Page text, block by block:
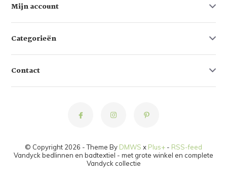
Mijn account
Categorieën
Contact
© Copyright 2026 - Theme By DMWS x Plus+ - RSS-feed
Vandyck bedlinnen en badtextiel - met grote winkel en complete
Vandyck collectie